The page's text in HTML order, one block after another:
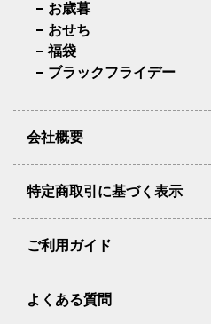
お歳暮
おせち
福袋
ブラックフライデー
会社概要
特定商取引に基づく表示
ご利用ガイド
よくある質問